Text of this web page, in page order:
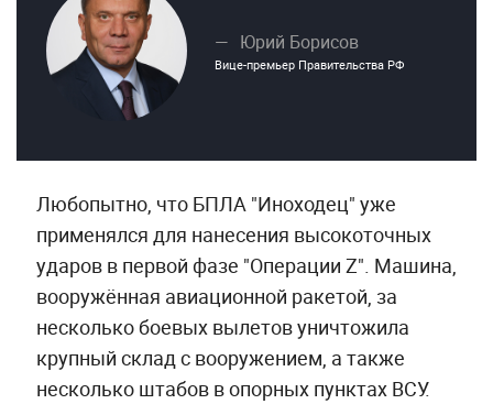
Юрий Борисов
Вице-премьер Правительства РФ
Любопытно, что БПЛА "Иноходец" уже
применялся для нанесения высокоточных
ударов в первой фазе "Операции Z". Машина,
вооружённая авиационной ракетой, за
несколько боевых вылетов уничтожила
крупный склад с вооружением, а также
несколько штабов в опорных пунктах ВСУ.